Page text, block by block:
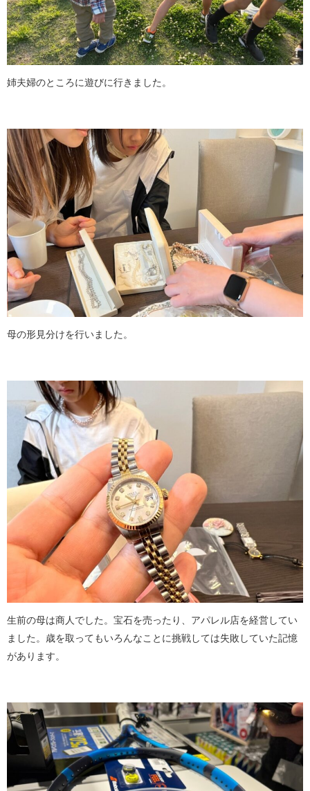
姉夫婦のところに遊びに行きました。
母の形見分けを行いました。
生前の母は商人でした。宝石を売ったり、アパレル店を経営してい
ました。歳を取ってもいろんなことに挑戦しては失敗していた記憶
があります。